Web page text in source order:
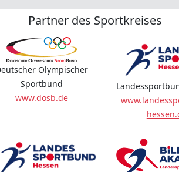
Partner des Sportkreises
Olympischer
Sportbund
www.dosb.de